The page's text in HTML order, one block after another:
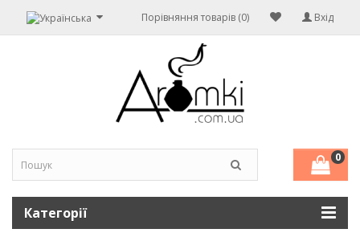
Вхід
Порівняння товарів (0)
0
Категорії